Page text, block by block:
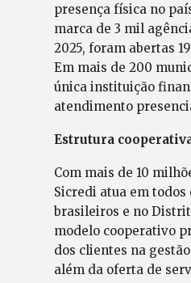
presença física no
marca de 3 mil
2025, foram abertas
Em mais de 200
única instituição
atendimento
Estrutura
Com mais de 10
Sicredi atua em todos
brasileiros e no
modelo cooperativo
dos clientes na
além da oferta de